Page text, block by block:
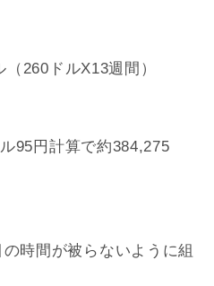
260ドルX13週間）
95円計算で約384,275
の時間が被らないように組